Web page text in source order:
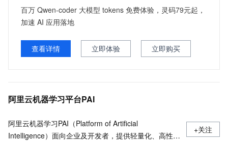
百万 Qwen-coder 大模型 tokens 免费体验，灵码79元起，
加速 AI 应用落地
查看详情 立即体验 立即购买
阿里云机器学习平台PAI
阿里云机器学习PAI（Platform of Artificial
Intelligence）面向企业及开发者，提供轻量化、高性价
+关注